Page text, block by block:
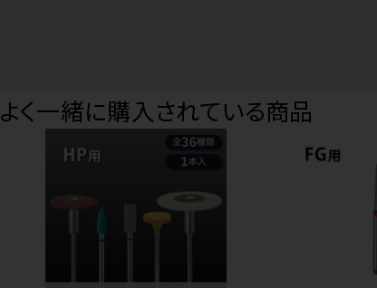
よく一緒に購入されている商品